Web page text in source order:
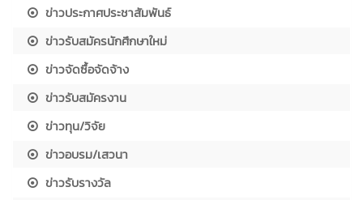
ข่าวประกาศประชาสัมพันธ์
ข่าวรับสมัครนักศึกษาใหม่
ข่าวจัดซื้อจัดจ้าง
ข่าวรับสมัครงาน
ข่าวทุน/วิจัย
ข่าวอบรม/เสวนา
ข่าวรับรางวัล